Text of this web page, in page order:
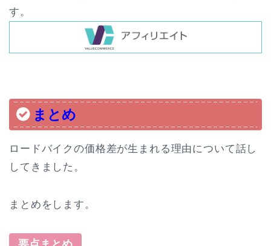
す。
まとめ
ロードバイクの価格差が生まれる理由について話し
してきました。
まとめをします。